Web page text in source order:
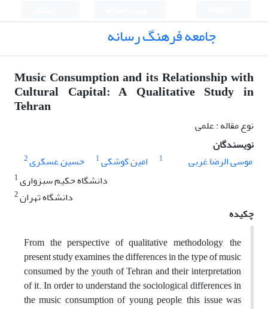
جامعه فرهنگ رسانه
Music Consumption and its Relationship with
Cultural Capital: A Qualitative Study in
Tehran
نوع مقاله : علمی
نویسندگان
موسی الرضا غربی
1 امین کوشکی1 حسین عسکری2
1دانشگاه حکیم سبزواری
2دانشگاه تهران
چکیده
From the perspective of qualitative methodology, the
present study examines the differences in the type of music
consumed by the youth of Tehran and their interpretation
of it. In order to understand the sociological differences in
the music consumption of young people, this issue was